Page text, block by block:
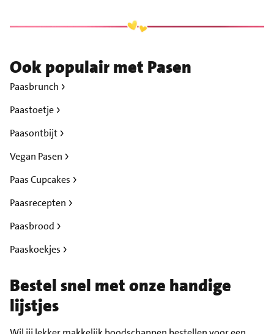
Ook populair met Pasen
Paasbrunch
Paastoetje
Paasontbijt
Vegan Pasen
Paas Cupcakes
Paasrecepten
Paasbrood
Paaskoekjes
Bestel snel met onze handige
lijstjes